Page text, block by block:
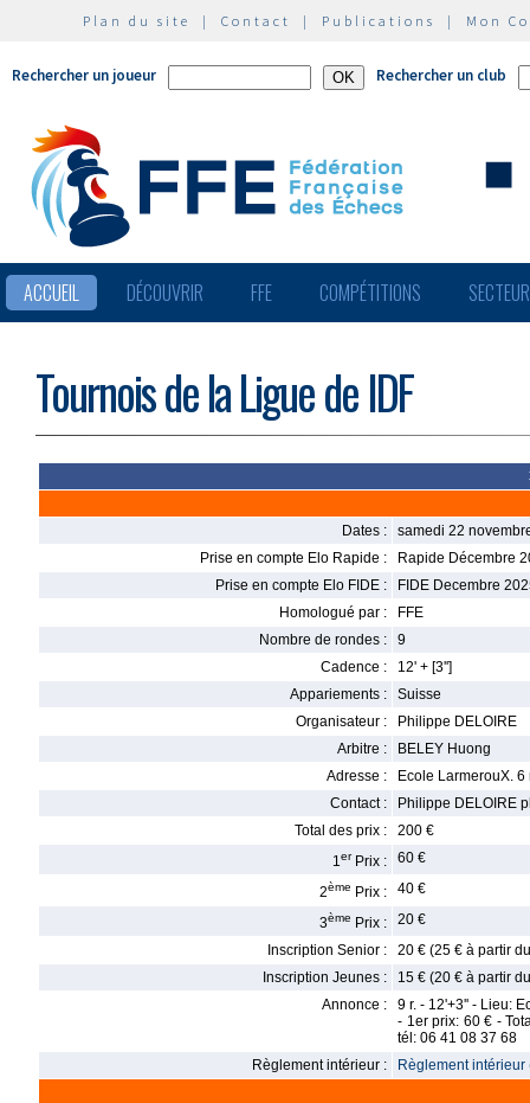
Plan du site | Contact | Publications | Mon
Rechercher un joueur Rechercher un club
ACCUEIL DÉCOUVRIR FFE COMPÉTITIONS
Tournois de la Ligue de IDF
Dates :
samedi 22
Prise en compte Elo Rapide :
Rapide Décembre
Prise en compte Elo FIDE :
FIDE Decembre
Homologué par :
FFE
Nombre de rondes :
9
Cadence :
12' + [3'']
Appariements :
Suisse
Organisateur :
Philippe DELOIRE
Arbitre :
BELEY Huong
Adresse :
Ecole LarmerouX.
Contact :
Philippe DELOIRE
Total des prix :
200 €
1er Prix : 60 €
2ème Prix : 40 €
3ème Prix :
20 €
Inscription Senior :
20 € (25 € à partir
Inscription Jeunes :
15 € (20 € à partir
Annonce :
9 r. - 12'+3'' - Lieu:
- 1er prix: 60 € -
tél: 06 41 08 37 68
Règlement intérieur :
Règlement intérieur